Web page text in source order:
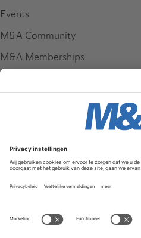
Events
M&A Community
M&A Memberships
Service & Contact
Contact
FAQ
Werken bij ons